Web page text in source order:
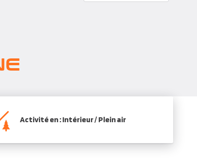
Activité en : Intérieur / Plein air